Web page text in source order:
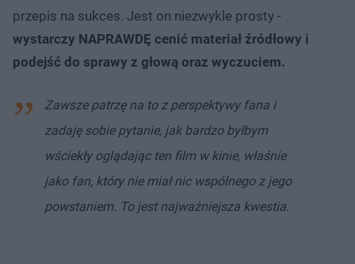
przepis na sukces. Jest on niezwykle prosty -
wystarczy NAPRAWDĘ cenić materiał źródłowy i
podejść do sprawy z głową oraz wyczuciem.
Zawsze patrzę na to z perspektywy fana i
zadaję sobie pytanie, jak bardzo byłbym
wściekły oglądając ten film w kinie, właśnie
jako fan, który nie miał nic wspólnego z jego
powstaniem. To jest najważniejsza kwestia.